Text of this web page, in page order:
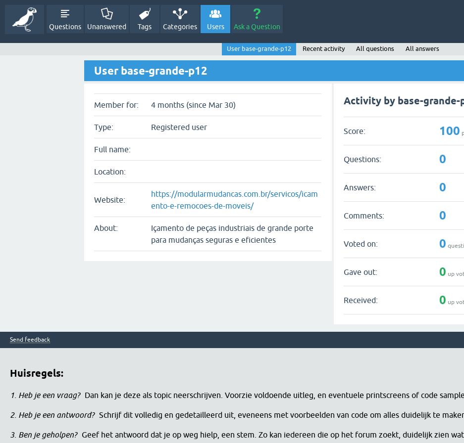
Questions Unanswered Tags Categories Users Ask a Question
User base-grande-p12 Recent activity All questions All answers
User base-grande-p12
Member for: 4 months (since Mar 30)
Type: Registered user
Full name:
Location:
Website:
https://modularmudancas.com.br/servicos/icam
ento-e-remocoes-de-moveis/
About:
Içamento de peças industriais de grande porte
para mudanças seguras e eficientes
Activity by base-grande-
Score: 100
Questions: 0
Answers: 0
Comments: 0
Voted on: 0
Gave out: 0 up
Received: 0 up
Send feedback
Huisregels:
1. Heb je een vraag? Dan kan je deze als topic neerschrijven. Voorzie voldoende uitleg, en eventuele printscreens of code
2. Heb je een antwoord? Schrijf dit volledig en gedetailleerd uit, eveneens met voorbeelden van code om alles duidelijk te
3. Ben je geholpen? Geef het antwoord dat je op weg hielp, een stem. Zo kan iedereen die op het forum zoekt, duidelijk zien wat